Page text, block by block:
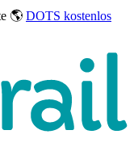
🌎 DOTS kostenlos